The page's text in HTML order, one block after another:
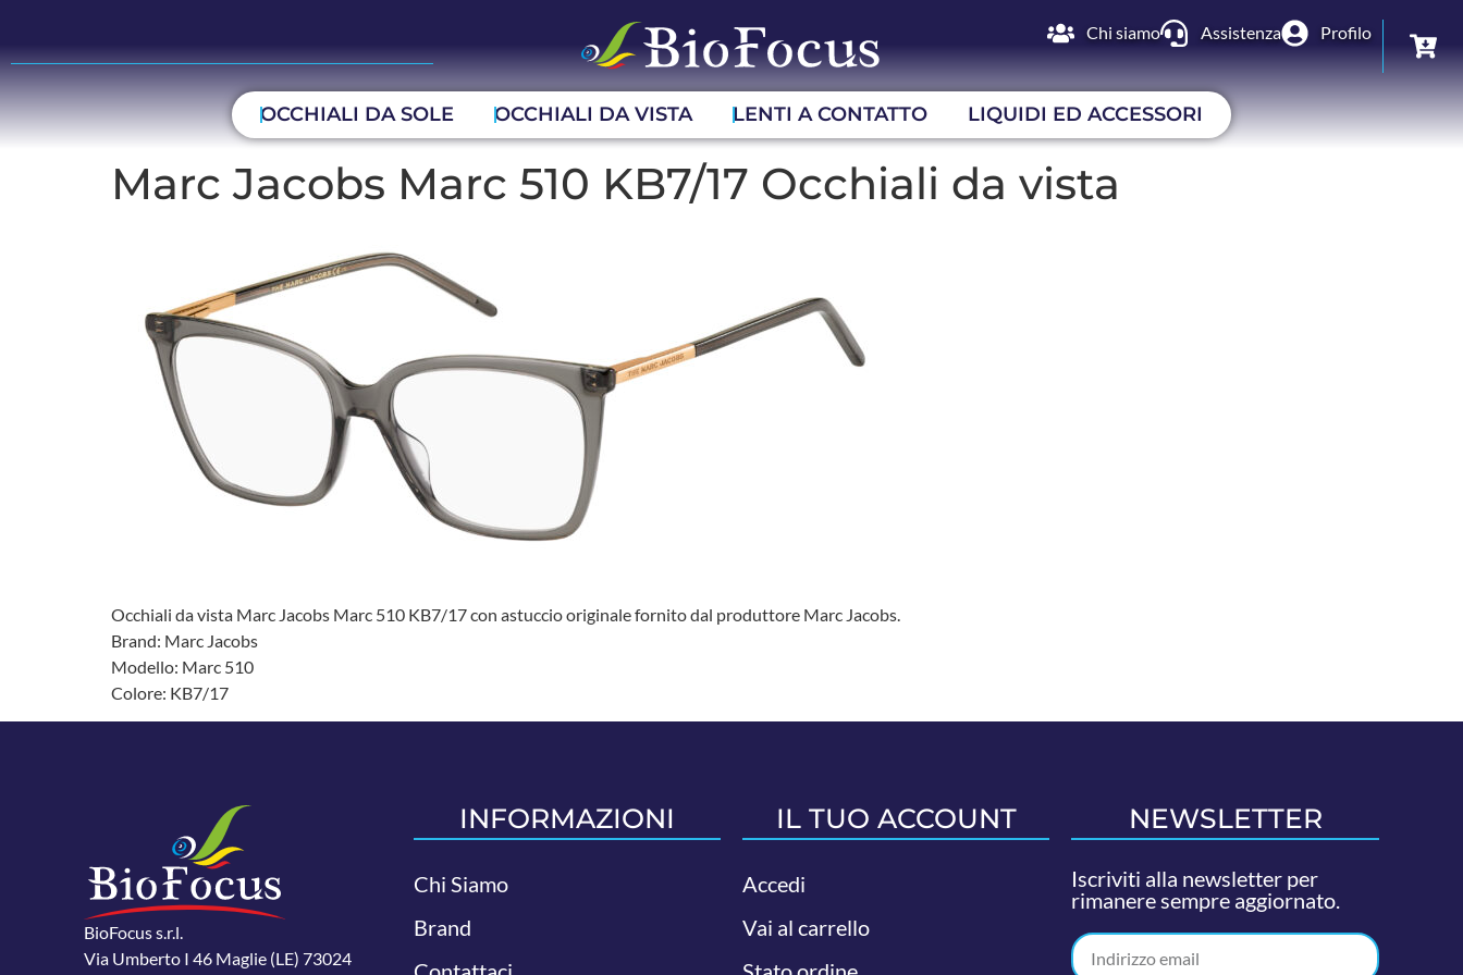
Chi siamo Assistenza Profilo
OCCHIALI DA SOLE OCCHIALI DA VISTA LENTI A CONTATTO LIQUIDI ED ACCESSORI
Marc Jacobs Marc 510 KB7/17 Occhiali da vista
Occhiali da vista Marc Jacobs Marc 510 KB7/17 con astuccio originale fornito dal produttore Marc Jacobs.
Brand: Marc Jacobs
Modello: Marc 510
Colore: KB7/17
BioFocus s.r.l.
Via Umberto I 46 Maglie (LE) 73024
INFORMAZIONI
Chi Siamo
Brand
IL TUO ACCOUNT
Accedi
Vai al carrello
NEWSLETTER
Iscriviti alla newsletter per
rimanere sempre aggiornato.